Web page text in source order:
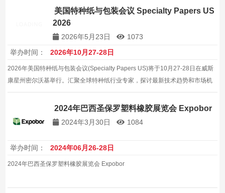
美国特种纸与包装会议 Specialty Papers US
2026
2026年5月23日
1073
举办时间：
2026年10月27-28日
2026年美国特种纸与包装会议(Specialty Papers US)将于10月27-28日在威斯
康星州密尔沃基举行。汇聚全球特种纸行业专家，探讨最新技术趋势和市场机
遇。
2024年巴西圣保罗塑料橡胶展览会 Expobor
2024年3月30日 1084
举办时间： 2024年06月26-28日
2024年巴西圣保罗塑料橡胶展览会 Expobor